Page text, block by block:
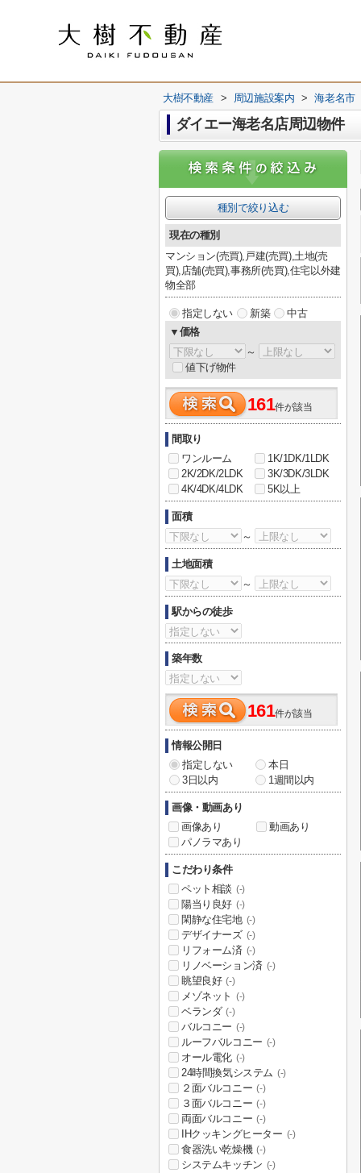
大樹不動産 > 周辺施設案内 > 海老名市
ダイエー海老名店周辺物件
種別で絞り込む
現在の種別
マンション(売買),戸建(売買),土地(売
買),店舗(売買),事務所(売買),住宅以外建
物全部
指定しない 新築
中古
▼価格
～
値下げ物件
161件が該当
間取り
ワンルーム
1K/1DK/1LDK
2K/2DK/2LDK
3K/3DK/3LDK
4K/4DK/4LDK
5K以上
面積
～
土地面積
～
駅からの徒歩
築年数
161件が該当
情報公開日
指定しない
本日
3日以内
1週間以内
画像・動画あり
画像あり
動画あり
パノラマあり
こだわり条件
ペット相談 (-)
陽当り良好 (-)
閑静な住宅地 (-)
デザイナーズ (-)
リフォーム済 (-)
リノベーション済 (-)
眺望良好 (-)
メゾネット (-)
ベランダ (-)
バルコニー (-)
ルーフバルコニー (-)
オール電化 (-)
24時間換気システム (-)
２面バルコニー (-)
３面バルコニー (-)
両面バルコニー (-)
IHクッキングヒーター (-)
食器洗い乾燥機 (-)
システムキッチン (-)